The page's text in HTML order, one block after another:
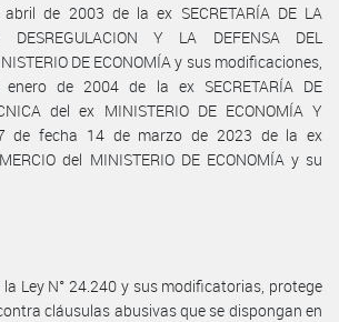
de 2003 de la ex SECRETARÍA DE LA
DESREGULACION Y LA DEFENSA DEL
DE ECONOMÍA y sus modificaciones,
de 2004 de la ex SECRETARÍA DE
del ex MINISTERIO DE ECONOMÍA Y
de fecha 14 de marzo de 2023 de la ex
del MINISTERIO DE ECONOMÍA y su
Ley N° 24.240 y sus modificatorias, protege
cláusulas abusivas que se dispongan en